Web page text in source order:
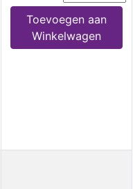
Toevoegen aan
Winkelwagen